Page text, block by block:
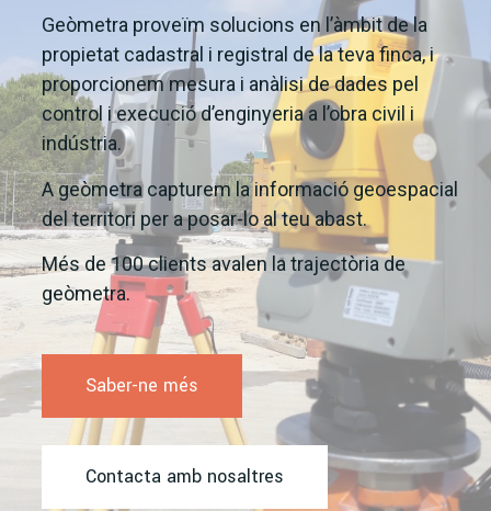
Geòmetra proveïm solucions en l’àmbit de la
propietat cadastral i registral de la teva finca, i
proporcionem mesura i anàlisi de dades pel
control i execució d’enginyeria a l’obra civil i
indústria.
A geòmetra capturem la informació geoespacial
del territori per a posar-lo al teu abast.
Més de 100 clients avalen la trajectòria de
geòmetra.
Saber-ne més
Contacta amb nosaltres